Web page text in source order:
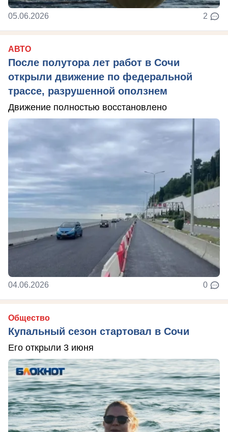
05.06.2026 2
АВТО
После полутора лет работ в Сочи
открыли движение по федеральной
трассе, разрушенной оползнем
Движение полностью восстановлено
04.06.2026 0
Общество
Купальный сезон стартовал в Сочи
Его открыли 3 июня